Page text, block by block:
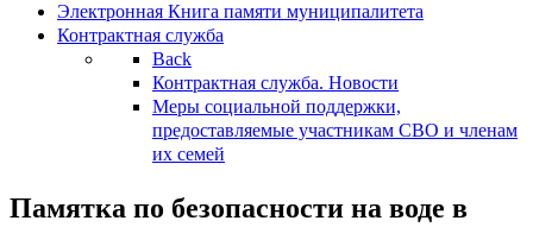
Электронная Книга памяти муниципалитета
Контрактная служба
Back
Контрактная служба. Новости
Меры социальной поддержки,
предоставляемые участникам СВО и членам
их семей
Памятка по безопасности на воде в